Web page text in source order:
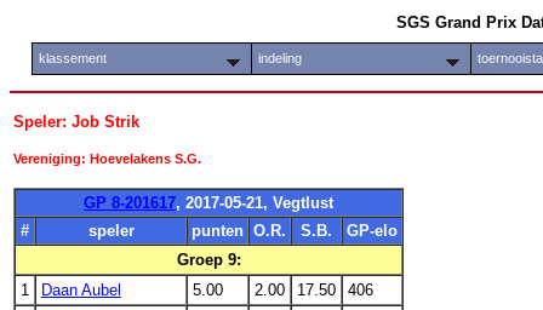
SGS Grand Prix
klassement indeling
Speler: Job Strik
Vereniging: Hoevelakens S.G.
GP 8-201617, 2017-05-21, Vegtlust
#
speler punten O.R. S.B.
GP-elo
Groep 9:
1
Daan Aubel 5.00 2.00 17.50
406